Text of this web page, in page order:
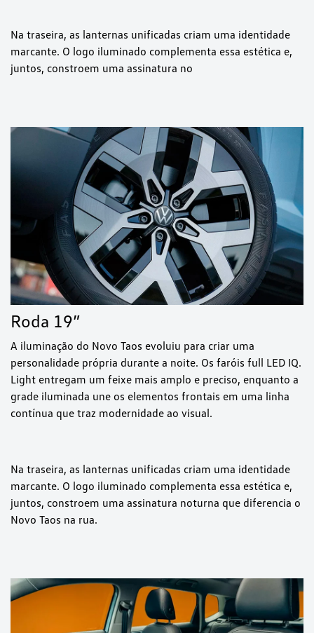
Na traseira, as lanternas unificadas criam uma identidade
marcante. O logo iluminado complementa essa estética e,
juntos, constroem uma assinatura no
Roda 19”
A iluminação do Novo Taos evoluiu para criar uma
personalidade própria durante a noite. Os faróis full LED IQ.
Light entregam um feixe mais amplo e preciso, enquanto a
grade iluminada une os elementos frontais em uma linha
contínua que traz modernidade ao visual.
Na traseira, as lanternas unificadas criam uma identidade
marcante. O logo iluminado complementa essa estética e,
juntos, constroem uma assinatura noturna que diferencia o
Novo Taos na rua.